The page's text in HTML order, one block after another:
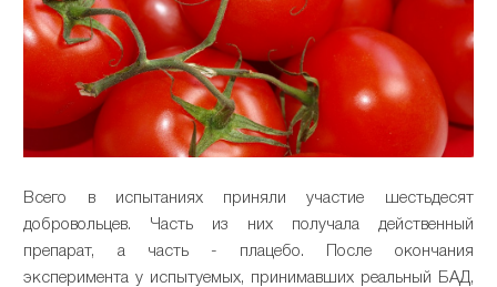
Всего в испытаниях приняли участие шестьдесят
добровольцев. Часть из них получала действенный
препарат, а часть - плацебо. После окончания
эксперимента у испытуемых, принимавших реальный БАД,